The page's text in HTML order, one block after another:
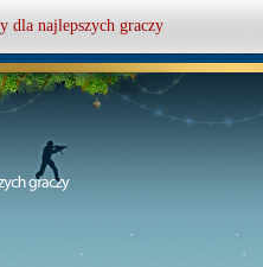
dla najlepszych graczy